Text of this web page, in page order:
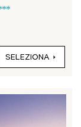
SELEZIONA